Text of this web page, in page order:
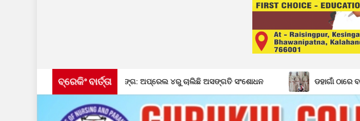
ବ୍ରେକିଂ ବାର୍ତ୍ତା
କାର୍ଯ୍ୟ ପ୍ରସଙ୍ଗ: ଅପ୍ରେଲ ୪ରୁ ଚାଲିଛି ଅସଙ୍ଗତି ସଂଶୋଧନ ଡହାଗାଁ ଠାରେ ବାଘ ଛାଲ ଜବତ,